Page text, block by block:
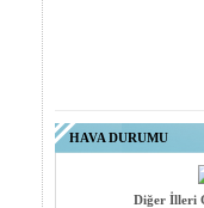
HAVA DURUMU
Diğer İlleri